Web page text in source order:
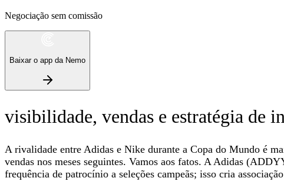
Negociação sem comissão
Baixar o app da Nemo
visibilidade, vendas e estratégia de
A rivalidade entre Adidas e Nike durante a Copa do Mundo é
vendas nos meses seguintes. Vamos aos fatos. A Adidas
frequência de patrocínio a seleções campeãs; isso cria